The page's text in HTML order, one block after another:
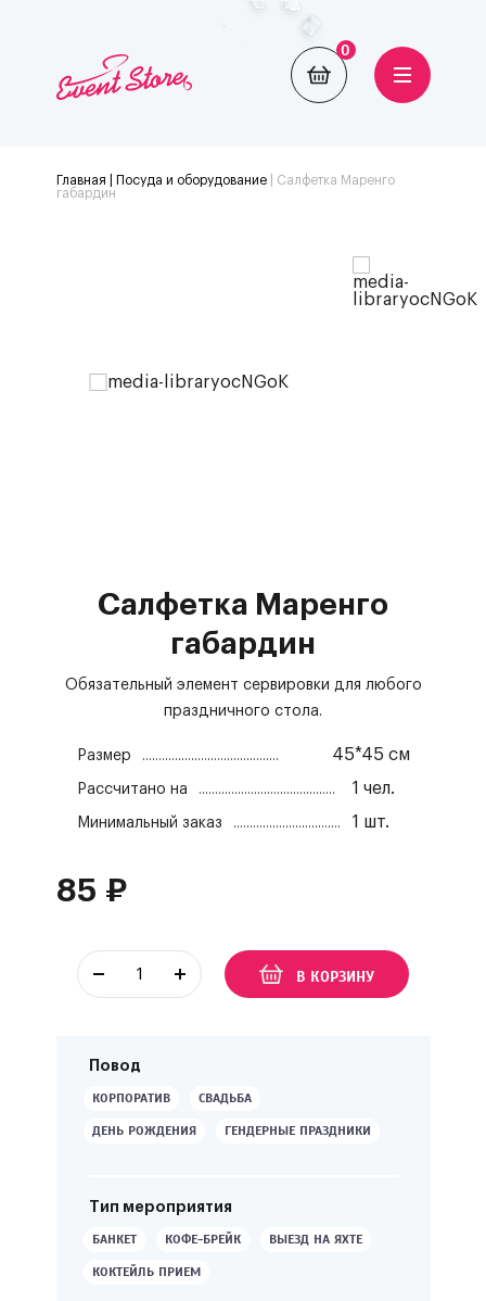
0
Главная | Посуда и оборудование|
Салфетка Маренго
габардин
Повод
КОРПОРАТИВ СВАДЬБА
ДЕНЬ РОЖДЕНИЯ ГЕНДЕРНЫЕ ПРАЗДНИКИ
Тип мероприятия
БАНКЕТ КОФЕ-БРЕЙК ВЫЕЗД НА ЯХТЕ
КОКТЕЙЛЬ ПРИЕМ
Салфетка Маренго
габардин
Обязательный элемент сервировки для любого
праздничного стола.
Размер 45*45 см
Рассчитано на 1 чел.
Минимальный заказ 1 шт.
85 ₽
В КОРЗИНУ